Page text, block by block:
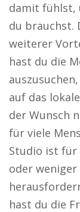
damit fühlst,
du brauchst.
weiterer
hast du die
auf das
der Wunsch
für viele
Studio ist für
oder
hast du die